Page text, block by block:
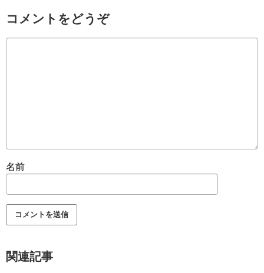
コメントをどうぞ
名前
関連記事